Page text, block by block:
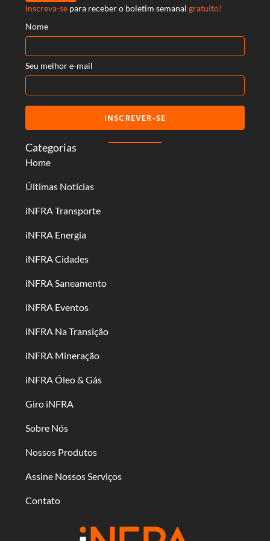
Categorias
Home
Últimas Notícias
iNFRA Transporte
iNFRA Energia
iNFRA Cidades
iNFRA Saneamento
iNFRA Eventos
iNFRA Na Transição
iNFRA Mineração
iNFRA Óleo & Gás
Giro iNFRA
Sobre Nós
Nossos Produtos
Assine Nossos Serviços
Contato
Inscreva-se para receber o boletim semanal gratuito!
Nome
Seu melhor e-mail
INSCREVER-SE